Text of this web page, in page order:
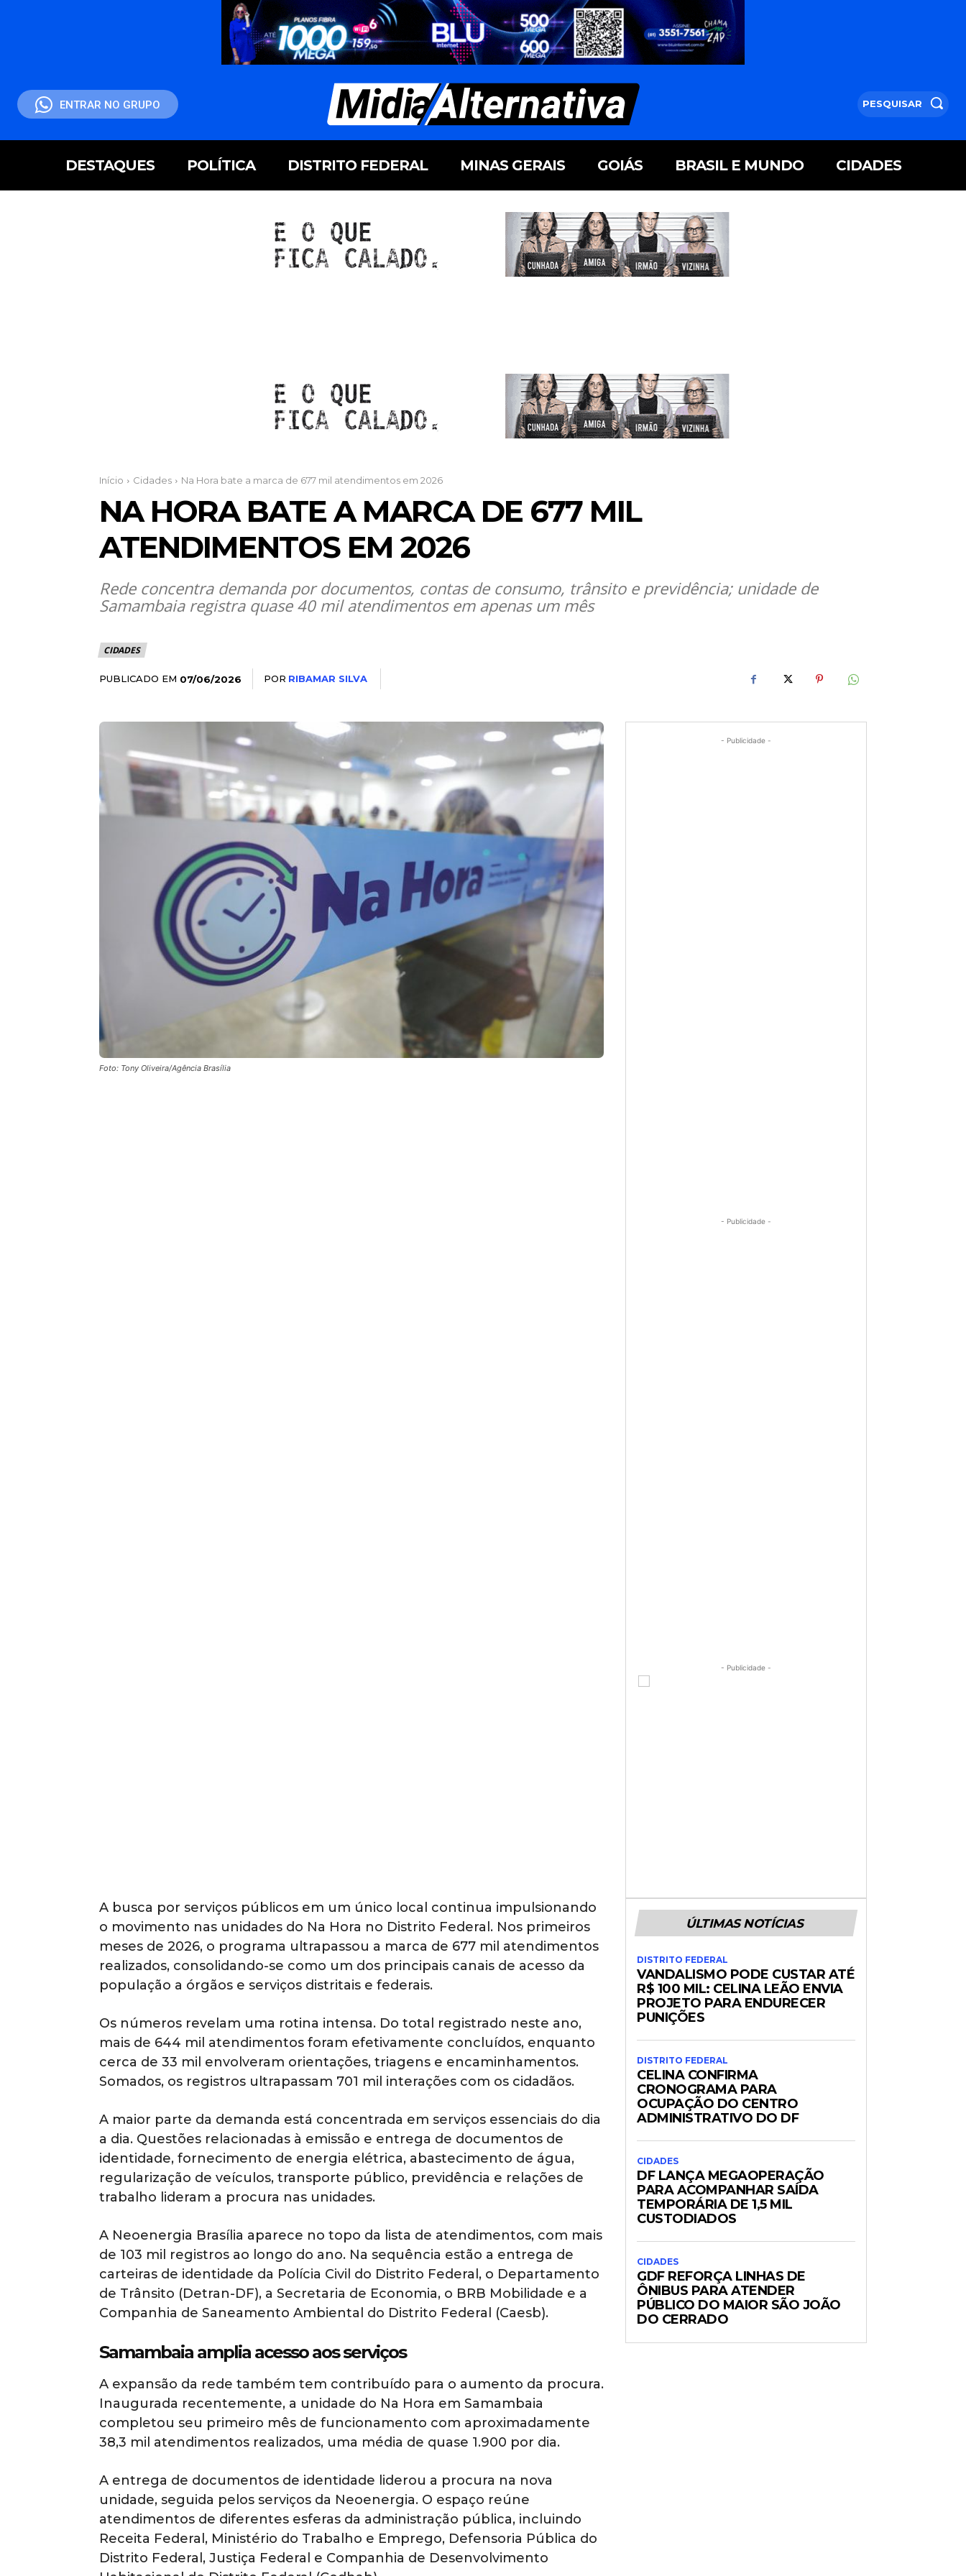
ENTRAR NO GRUPO PESQUISAR
DESTAQUES POLÍTICA DISTRITO FEDERAL MINAS GERAIS GOIÁS BRASIL E MUNDO CIDADES
Início Cidades Na Hora bate a marca de 677 mil atendimentos em 2026
NA HORA BATE A MARCA DE 677 MIL
ATENDIMENTOS EM 2026
Rede concentra demanda por documentos, contas de consumo, trânsito e previdência; unidade de
Samambaia registra quase 40 mil atendimentos em apenas um mês
CIDADES
PUBLICADO EM 07/06/2026 POR RIBAMAR SILVA
Foto: Tony Oliveira/Agência Brasília
- Publicidade -
- Publicidade -
- Publicidade -
A busca por serviços públicos em um único local continua impulsionando
o movimento nas unidades do Na Hora no Distrito Federal. Nos primeiros
meses de 2026, o programa ultrapassou a marca de 677 mil atendimentos
realizados, consolidando-se como um dos principais canais de acesso da
população a órgãos e serviços distritais e federais.
Os números revelam uma rotina intensa. Do total registrado neste ano,
mais de 644 mil atendimentos foram efetivamente concluídos, enquanto
cerca de 33 mil envolveram orientações, triagens e encaminhamentos.
Somados, os registros ultrapassam 701 mil interações com os cidadãos.
A maior parte da demanda está concentrada em serviços essenciais do dia
a dia. Questões relacionadas à emissão e entrega de documentos de
identidade, fornecimento de energia elétrica, abastecimento de água,
regularização de veículos, transporte público, previdência e relações de
trabalho lideram a procura nas unidades.
A Neoenergia Brasília aparece no topo da lista de atendimentos, com mais
de 103 mil registros ao longo do ano. Na sequência estão a entrega de
carteiras de identidade da Polícia Civil do Distrito Federal, o Departamento
de Trânsito (Detran-DF), a Secretaria de Economia, o BRB Mobilidade e a
Companhia de Saneamento Ambiental do Distrito Federal (Caesb).
Samambaia amplia acesso aos serviços
A expansão da rede também tem contribuído para o aumento da procura.
Inaugurada recentemente, a unidade do Na Hora em Samambaia
completou seu primeiro mês de funcionamento com aproximadamente
38,3 mil atendimentos realizados, uma média de quase 1.900 por dia.
A entrega de documentos de identidade liderou a procura na nova
unidade, seguida pelos serviços da Neoenergia. O espaço reúne
atendimentos de diferentes esferas da administração pública, incluindo
Receita Federal, Ministério do Trabalho e Emprego, Defensoria Pública do
Distrito Federal, Justiça Federal e Companhia de Desenvolvimento
ÚLTIMAS NOTÍCIAS
DISTRITO FEDERAL
VANDALISMO PODE CUSTAR ATÉ
R$ 100 MIL: CELINA LEÃO ENVIA
PROJETO PARA ENDURECER
PUNIÇÕES
DISTRITO FEDERAL
CELINA CONFIRMA
CRONOGRAMA PARA
OCUPAÇÃO DO CENTRO
ADMINISTRATIVO DO DF
CIDADES
DF LANÇA MEGAOPERAÇÃO
PARA ACOMPANHAR SAÍDA
TEMPORÁRIA DE 1,5 MIL
CUSTODIADOS
CIDADES
GDF REFORÇA LINHAS DE
ÔNIBUS PARA ATENDER
PÚBLICO DO MAIOR SÃO JOÃO
DO CERRADO